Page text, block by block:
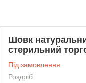
Шовк
стерильний
Під замовлення
Роздріб